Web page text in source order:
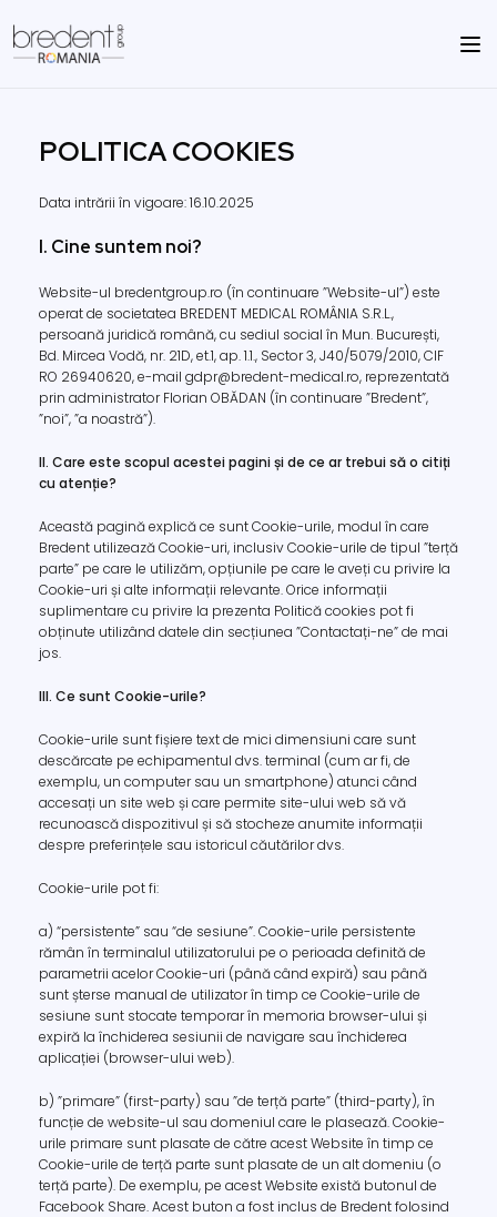
POLITICA COOKIES
Data intrării în vigoare: 16.10.2025
I. Cine suntem noi?
Website-ul bredentgroup.ro (în continuare ”Website-ul”) este
operat de societatea BREDENT MEDICAL ROMÂNIA S.R.L.,
persoană juridică română, cu sediul social în Mun. București,
Bd. Mircea Vodă, nr. 21D, et.1, ap. 1.1., Sector 3, J40/5079/2010, CIF
RO 26940620, e-mail gdpr@bredent-medical.ro, reprezentată
prin administrator Florian OBĂDAN (în continuare ”Bredent”,
”noi”, ”a noastră”).
II. Care este scopul acestei pagini și de ce ar trebui să o citiți
cu atenție?
Această pagină explică ce sunt Cookie-urile, modul în care
Bredent utilizează Cookie-uri, inclusiv Cookie-urile de tipul ”terță
parte” pe care le utilizăm, opțiunile pe care le aveți cu privire la
Cookie-uri și alte informații relevante. Orice informații
suplimentare cu privire la prezenta Politică cookies pot fi
obținute utilizând datele din secțiunea ”Contactați-ne” de mai
jos.
III. Ce sunt Cookie-urile?
Cookie-urile sunt fișiere text de mici dimensiuni care sunt
descărcate pe echipamentul dvs. terminal (cum ar fi, de
exemplu, un computer sau un smartphone) atunci când
accesați un site web și care permite site-ului web să vă
recunoască dispozitivul și să stocheze anumite informații
despre preferințele sau istoricul căutărilor dvs.
Cookie-urile pot fi:
a) “persistente” sau “de sesiune”. Cookie-urile persistente
rămân în terminalul utilizatorului pe o perioada definită de
parametrii acelor Cookie-uri (până când expiră) sau până
sunt șterse manual de utilizator în timp ce Cookie-urile de
sesiune sunt stocate temporar în memoria browser-ului și
expiră la închiderea sesiunii de navigare sau închiderea
aplicației (browser-ului web).
b) ”primare” (first-party) sau ”de terță parte” (third-party), în
funcție de website-ul sau domeniul care le plasează. Cookie-
urile primare sunt plasate de către acest Website în timp ce
Cookie-urile de terță parte sunt plasate de un alt domeniu (o
terță parte). De exemplu, pe acest Website există butonul de
Facebook Share. Acest buton a fost inclus de Bredent folosind